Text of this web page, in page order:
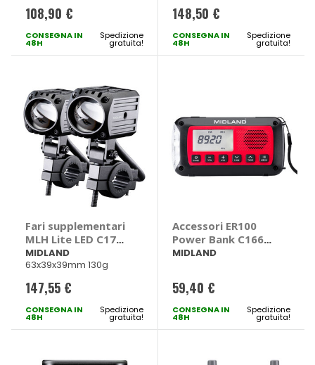
108,90 €
CONSEGNA IN
48H
Spedizione
gratuita!
148,50 €
CONSEGNA IN
48H
Spedizione
gratuita!
Fari supplementari
MLH Lite LED C1700
- MIDLAND
MIDLAND
63x39x39mm 130g
147,55 €
CONSEGNA IN
48H
Spedizione
gratuita!
Accessori ER100
Power Bank C1665
- MIDLAND
MIDLAND
59,40 €
CONSEGNA IN
48H
Spedizione
gratuita!